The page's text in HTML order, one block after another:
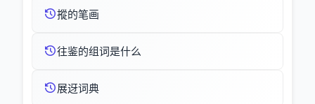
摐的笔画
往鉴的组词是什么
展迓词典